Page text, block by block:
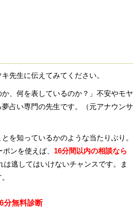
先生に伝えてみてください。
、何を表しているのか？」不安やモヤ
占い専門の先生です。（元アナウンサ
を知っているかのような当たりぶり。
ンを使えば、 16分間以内の相談なら
逃してはいけないチャンスです。ま
無料診断